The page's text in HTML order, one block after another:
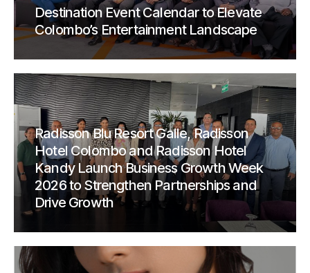
Destination Event Calendar to Elevate
Colombo’s Entertainment Landscape
Radisson Blu Resort Galle, Radisson
Hotel Colombo and Radisson Hotel
Kandy Launch Business Growth Week
2026 to Strengthen Partnerships and
Drive Growth